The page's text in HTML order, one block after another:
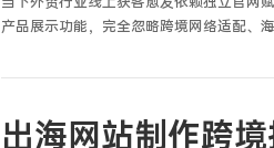
产品展示功能，完全忽略跨境网络适配、
降权、品牌仿冒问题，都源于建站初期重
建。
出海网站制作跨